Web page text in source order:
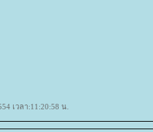
เวลา:11:20:58 น.